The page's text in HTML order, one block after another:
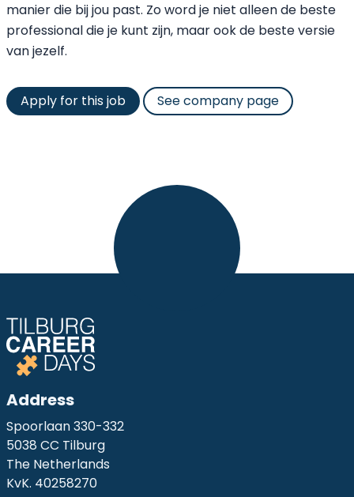
manier die bij jou past. Zo word je niet alleen de beste
professional die je kunt zijn, maar ook de beste versie
van jezelf.
Apply for this job See company page
Address
Spoorlaan 330-332
5038 CC Tilburg
The Netherlands
KvK. 40258270